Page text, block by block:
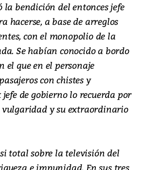
la bendición del entonces jefe
hacerse, a base de arreglos
con el monopolio de la
Se habían conocido a bordo
el que en el personaje
con chistes y
jefe de gobierno lo recuerda por
vulgaridad y su extraordinario
total sobre la televisión del
e impunidad. En sus tres